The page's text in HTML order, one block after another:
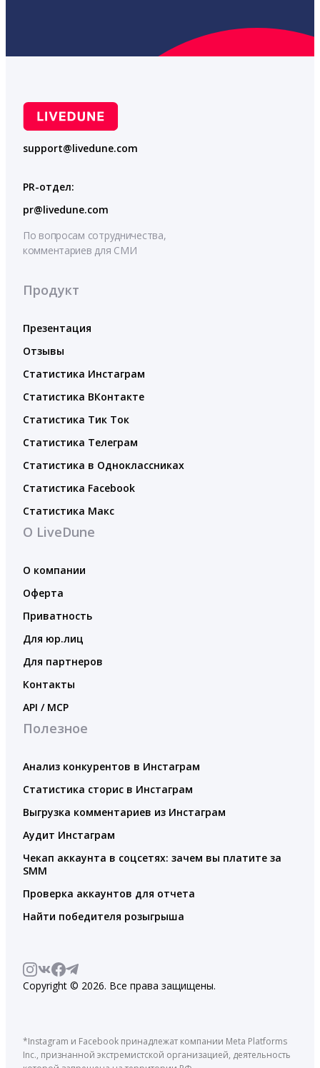
support@livedune.com
PR-отдел:
pr@livedune.com
По вопросам сотрудничества,
комментариев для СМИ
Продукт
Презентация
Отзывы
Статистика Инстаграм
Статистика ВКонтакте
Статистика Тик Ток
Статистика Телеграм
Статистика в Одноклассниках
Статистика Facebook
Статистика Макс
О LiveDune
О компании
Оферта
Приватность
Для юр.лиц
Для партнеров
Контакты
API / MCP
Полезное
Анализ конкурентов в Инстаграм
Статистика сторис в Инстаграм
Выгрузка комментариев из Инстаграм
Аудит Инстаграм
Чекап аккаунта в соцсетях: зачем вы платите за
SMM
Проверка аккаунтов для отчета
Найти победителя розыгрыша
Copyright © 2026. Все права защищены.
*Instagram и Facebook принадлежат компании Meta Platforms
Inc., признанной экстремистской организацией, деятельность